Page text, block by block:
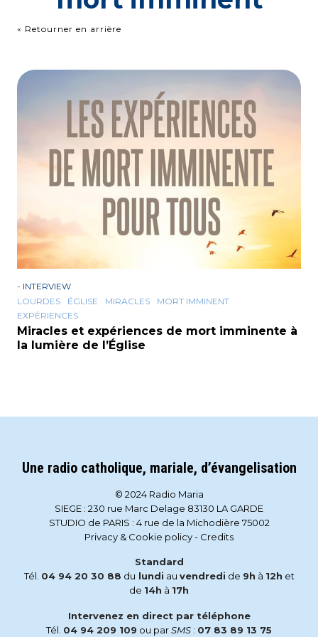
« Retourner en arrière
- INTERVIEW
LOURDES
ÉGLISE MIRACLES
MORT IMMINENT
EXPÉRIENCES
Miracles et expériences de mort imminente à
la lumière de l’Église
Une radio catholique, mariale, d’évangelisation
© 2024 Radio Maria
SIEGE : 230 rue Marc Delage 83130 LA GARDE
STUDIO de PARIS : 4 rue de la Michodière 75002
Privacy & Cookie policy- Credits
Standard
Tél. 04 94 20 30 88 du lundi au vendredi de 9h à 12h et
de 14h à 17h
Intervenez en direct par téléphone
Tél. 04 94 209 109 ou parSMS : 07 83 89 13 75